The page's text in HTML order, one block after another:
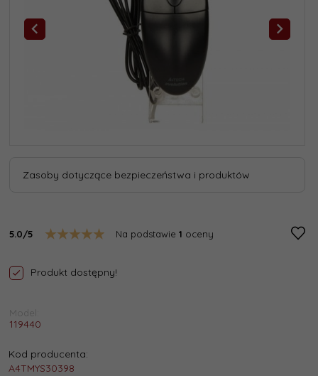
Zasoby dotyczące bezpieczeństwa i produktów
5.0/5 Na podstawie 1 oceny
Produkt dostępny!
Model:
119440
Kod producenta:
A4TMYS30398